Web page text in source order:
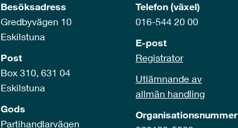
Besöksadress
Gredbyvägen 10
Eskilstuna
Post
Box 310, 631 04
Eskilstuna
Gods
Partihandlarvägen
Telefon (växel)
016-544 20 00
E-post
Registrator
Utlämnande av
allmän handling
Organisationsnummer